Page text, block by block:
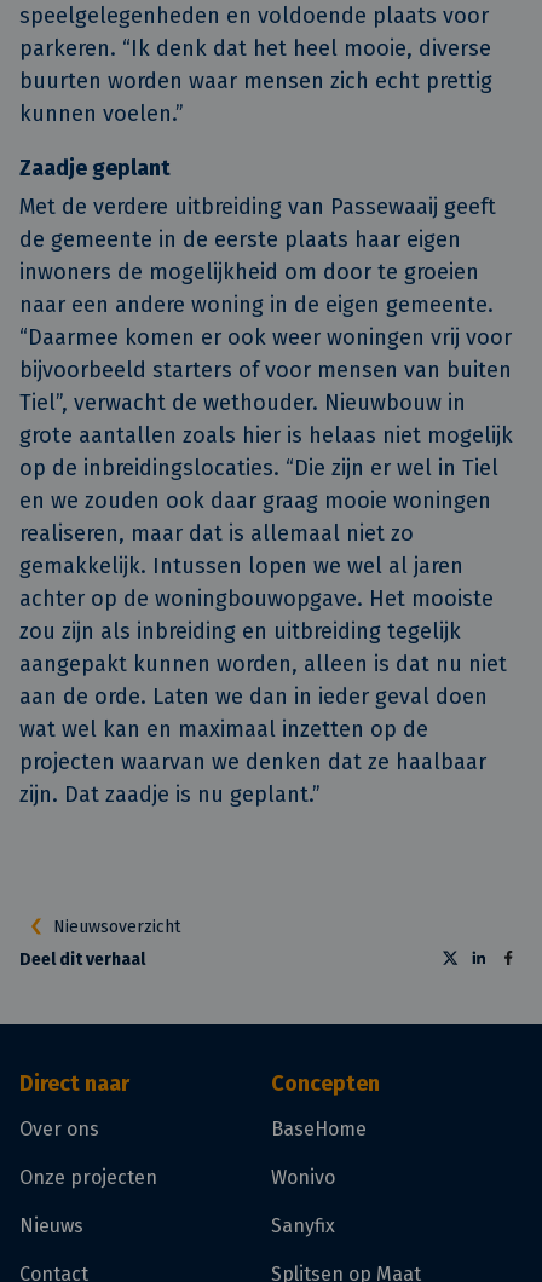
speelgelegenheden en voldoende plaats voor
parkeren. “Ik denk dat het heel mooie, diverse
buurten worden waar mensen zich echt prettig
kunnen voelen.”
Zaadje geplant
Met de verdere uitbreiding van Passewaaij geeft
de gemeente in de eerste plaats haar eigen
inwoners de mogelijkheid om door te groeien
naar een andere woning in de eigen gemeente.
“Daarmee komen er ook weer woningen vrij voor
bijvoorbeeld starters of voor mensen van buiten
Tiel”, verwacht de wethouder. Nieuwbouw in
grote aantallen zoals hier is helaas niet mogelijk
op de inbreidingslocaties. “Die zijn er wel in Tiel
en we zouden ook daar graag mooie woningen
realiseren, maar dat is allemaal niet zo
gemakkelijk. Intussen lopen we wel al jaren
achter op de woningbouwopgave. Het mooiste
zou zijn als inbreiding en uitbreiding tegelijk
aangepakt kunnen worden, alleen is dat nu niet
aan de orde. Laten we dan in ieder geval doen
wat wel kan en maximaal inzetten op de
projecten waarvan we denken dat ze haalbaar
zijn. Dat zaadje is nu geplant.”
Nieuwsoverzicht
Deel dit verhaal
Direct naar
Over ons
Onze projecten
Nieuws
Contact
Concepten
BaseHome
Wonivo
Sanyfix
Splitsen op Maat